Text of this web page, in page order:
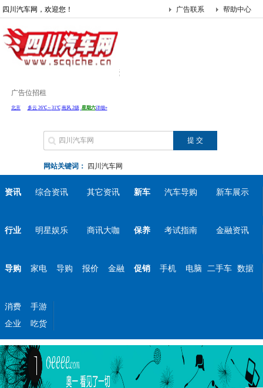
四川汽车网，欢迎您！ 帮助中心
广告联系
广告位招租
网站关键词： 四川汽车网
资讯 综合资讯 其它资讯 新车 汽车导购 新车展示
行业 明星娱乐 商讯大咖 保养 考试指南 金融资讯
导购 家电 导购 报价 金融 促销 手机 电脑 二手车 数据
消费
手游
企业
吃货